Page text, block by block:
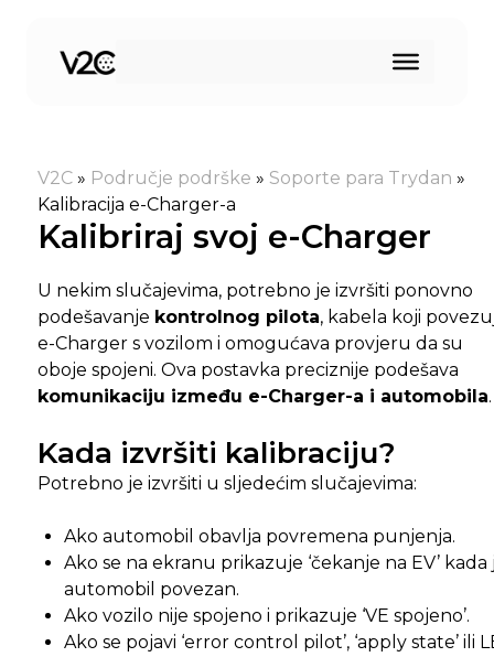
V2C » Područje podrške » Soporte para Trydan »
Kalibracija e-Charger-a
Kalibriraj svoj e-Charger
U nekim slučajevima, potrebno je izvršiti ponovno
podešavanje kontrolnog pilota, kabela koji
e-Charger s vozilom i omogućava provjeru da su
oboje spojeni. Ova postavka preciznije podešava
komunikaciju između e-Charger-a i automobila.
Kada izvršiti kalibraciju?
Potrebno je izvršiti u sljedećim slučajevima:
Ako automobil obavlja povremena punjenja.
Ako se na ekranu prikazuje ‘čekanje na EV’ kada
automobil povezan.
Ako vozilo nije spojeno i prikazuje ‘VE spojeno’.
Ako se pojavi ‘error control pilot’, ‘apply state’ ili